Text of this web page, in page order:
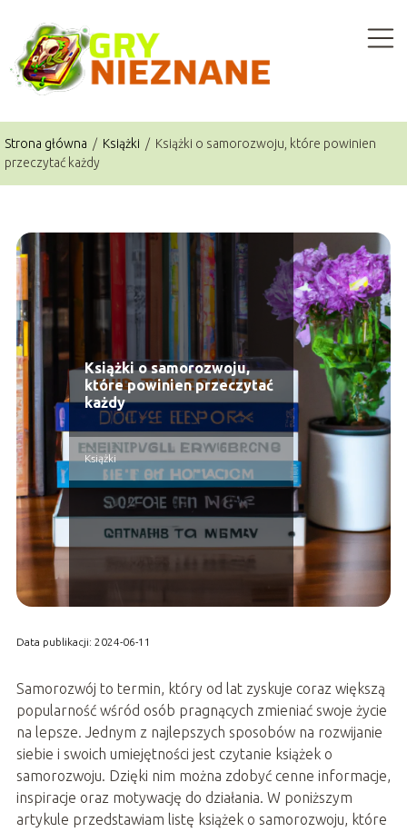
Strona główna / Książki / Książki o samorozwoju, które powinien
przeczytać każdy
Książki o samorozwoju,
które powinien przeczytać
każdy
Książki
Data publikacji: 2024-06-11
Samorozwój to termin, który od lat zyskuje coraz większą
popularność wśród osób pragnących zmieniać swoje życie
na lepsze. Jednym z najlepszych sposobów na rozwijanie
siebie i swoich umiejętności jest czytanie książek o
samorozwoju. Dzięki nim można zdobyć cenne informacje,
inspiracje oraz motywację do działania. W poniższym
artykule przedstawiam listę książek o samorozwoju, które